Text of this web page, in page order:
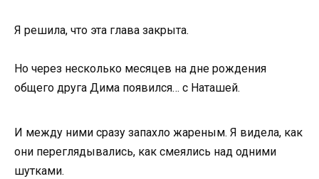
Я решила, что эта глава закрыта.
Но через несколько месяцев на дне рождения
общего друга Дима появился… с Наташей.
И между ними сразу запахло жареным. Я видела, как
они переглядывались, как смеялись над одними
шутками.